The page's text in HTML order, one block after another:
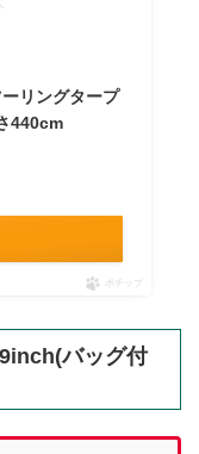
リングタープ
440cm
ポチップ
バッグ付